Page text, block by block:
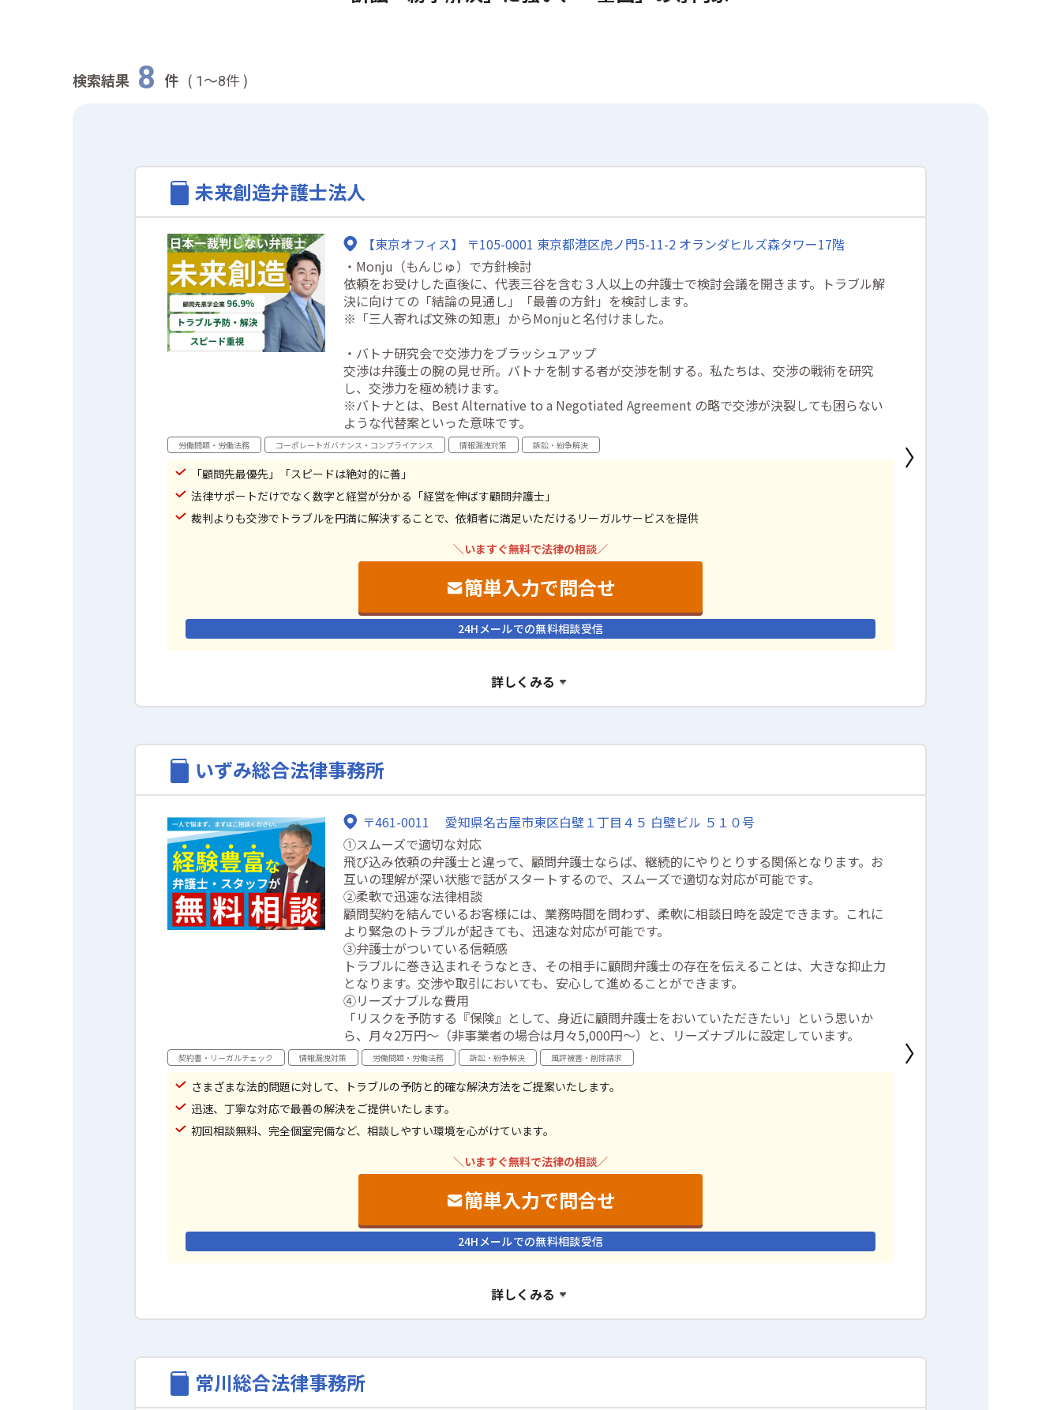
検索結果 8 件 ( 1～8件 )
未来創造弁護士法人
【東京オフィス】 〒105-0001 東京都港区虎ノ門5-11-2 オランダヒルズ森タワー17階
・Monju（もんじゅ）で方針検討
依頼をお受けした直後に、代表三谷を含む３人以上の弁護士で検討会議を開きます。トラブル解
決に向けての「結論の見通し」「最善の方針」を検討します。
※「三人寄れば文殊の知恵」からMonjuと名付けました。
・バトナ研究会で交渉力をブラッシュアップ
交渉は弁護士の腕の見せ所。バトナを制する者が交渉を制する。私たちは、交渉の戦術を研究
し、交渉力を極め続けます。
※バトナとは、Best Alternative to a Negotiated Agreement の略で交渉が決裂しても困らない
ような代替案といった意味です。
労働問題・労働法務 コーポレートガバナンス・コンプライアンス 情報漏洩対策 訴訟・紛争解決
「顧問先最優先」「スピードは絶対的に善」
法律サポートだけでなく数字と経営が分かる「経営を伸ばす顧問弁護士」
裁判よりも交渉でトラブルを円満に解決することで、依頼者に満足いただけるリーガルサービスを提供
＼いますぐ無料で法律の相談／
簡単入力で問合せ
24Hメールでの無料相談受信
詳しくみる
いずみ総合法律事務所
〒461-0011 愛知県名古屋市東区白壁１丁目４５ 白壁ビル ５１０号
①スムーズで適切な対応
飛び込み依頼の弁護士と違って、顧問弁護士ならば、継続的にやりとりする関係となります。お
互いの理解が深い状態で話がスタートするので、スムーズで適切な対応が可能です。
②柔軟で迅速な法律相談
顧問契約を結んでいるお客様には、業務時間を問わず、柔軟に相談日時を設定できます。これに
より緊急のトラブルが起きても、迅速な対応が可能です。
③弁護士がついている信頼感
トラブルに巻き込まれそうなとき、その相手に顧問弁護士の存在を伝えることは、大きな抑止力
となります。交渉や取引においても、安心して進めることができます。
④リーズナブルな費用
「リスクを予防する『保険』として、身近に顧問弁護士をおいていただきたい」という思いか
ら、月々2万円～（非事業者の場合は月々5,000円～）と、リーズナブルに設定しています。
契約書・リーガルチェック 情報漏洩対策 労働問題・労働法務 訴訟・紛争解決 風評被害・削除請求
さまざまな法的問題に対して、トラブルの予防と的確な解決方法をご提案いたします。
迅速、丁寧な対応で最善の解決をご提供いたします。
初回相談無料、完全個室完備など、相談しやすい環境を心がけています。
＼いますぐ無料で法律の相談／
簡単入力で問合せ
24Hメールでの無料相談受信
詳しくみる
常川総合法律事務所